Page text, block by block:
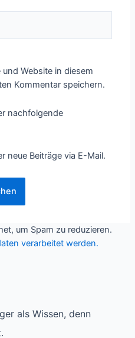
Website in diesem
Kommentar speichern.
nachfolgende
neue Beiträge via E-Mail.
um Spam zu reduzieren.
verarbeitet werden.
als Wissen, denn